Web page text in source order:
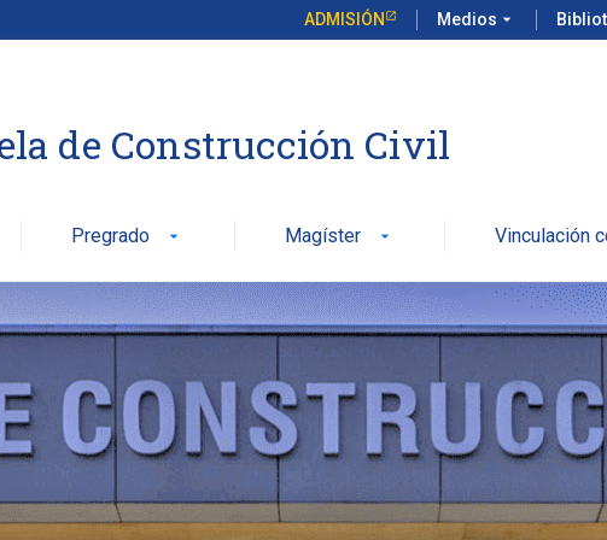
ADMISIÓN Medios arrow_drop_down
de Construcción Civil
Pregrado arrow_drop_down Magíster arrow_drop_down Vinculación